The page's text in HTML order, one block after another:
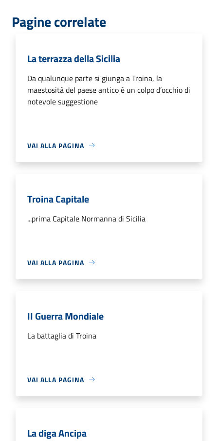
Pagine correlate
La terrazza della Sicilia
Da qualunque parte si giunga a Troina, la
maestosità del paese antico è un colpo d’occhio di
notevole suggestione
VAI ALLA PAGINA
Troina Capitale
...prima Capitale Normanna di Sicilia
VAI ALLA PAGINA
II Guerra Mondiale
La battaglia di Troina
VAI ALLA PAGINA
La diga Ancipa